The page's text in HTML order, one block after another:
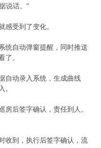
说话。”
受到了变化。
统自动弹窗提醒，同时推送
。
自动录入系统，生成曲线
房后签字确认，责任到人。
收到，执行后签字确认，流